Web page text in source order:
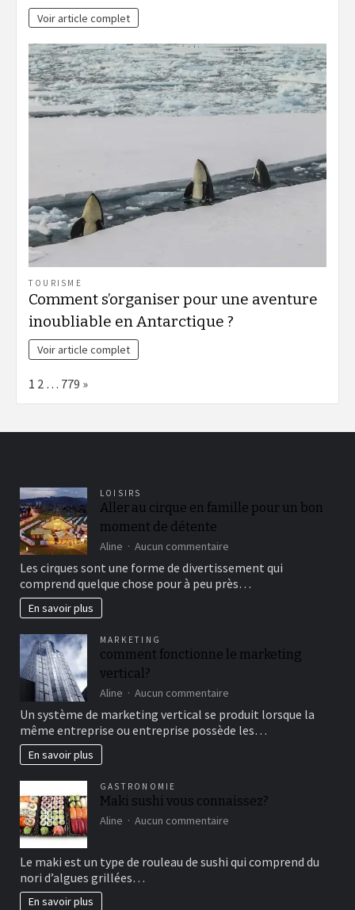
Voir article complet
TOURISME
Comment s’organiser pour une aventure
inoubliable en Antarctique ?
Voir article complet
Page:
1 2 … 779 Next
»
LOISIRS
Aller au cirque en famille pour un bon
moment de détente
Aline Aucun commentaire
au
cirque
bon
Les cirques sont une forme de divertissement qui
comprend quelque chose pour à peu près…
En savoir plus
MARKETING
comment fonctionne le marketing
vertical?
Aline Aucun commentaire
fonctionne
le
Un système de marketing vertical se produit lorsque la
même entreprise ou entreprise possède les…
En savoir plus
GASTRONOMIE
Maki sushi vous connaissez?
Aline Aucun commentaire
vous
Le maki est un type de rouleau de sushi qui comprend du
nori d’algues grillées…
En savoir plus